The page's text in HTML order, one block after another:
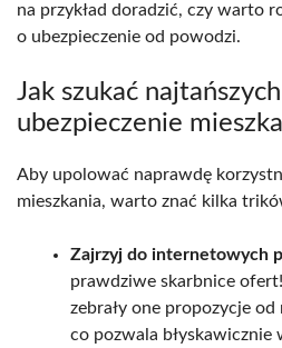
na przykład doradzić, czy warto
o ubezpieczenie od powodzi.
Jak szukać
ubezpieczenie
Aby upolować naprawdę
mieszkania, warto znać kilka
Zajrzyj do internetowych
prawdziwe skarbnice
zebrały one propozycje
co pozwala błyskawicznie